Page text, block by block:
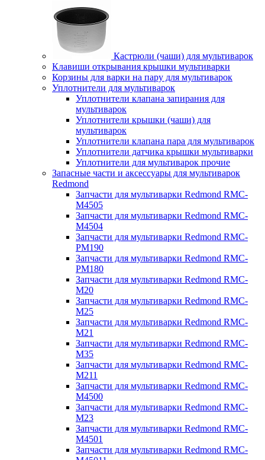
Кастрюли (чаши) для мультиварок
Клавиши открывания крышки мультиварки
Корзины для варки на пару для мультиварок
Уплотнители для мультиварок
Уплотнители клапана запирания для
мультиварок
Уплотнители крышки (чаши) для
мультиварок
Уплотнители клапана пара для мультиварок
Уплотнители датчика крышки мультиварки
Уплотнители для мультиварок прочие
Запасные части и аксессуары для мультиварок
Redmond
Запчасти для мультиварки Redmond RMC-
M4505
Запчасти для мультиварки Redmond RMC-
M4504
Запчасти для мультиварки Redmond RMC-
PM190
Запчасти для мультиварки Redmond RMC-
PM180
Запчасти для мультиварки Redmond RMC-
M20
Запчасти для мультиварки Redmond RMC-
M25
Запчасти для мультиварки Redmond RMC-
M21
Запчасти для мультиварки Redmond RMC-
M35
Запчасти для мультиварки Redmond RMC-
M211
Запчасти для мультиварки Redmond RMC-
M4500
Запчасти для мультиварки Redmond RMC-
M23
Запчасти для мультиварки Redmond RMC-
M4501
Запчасти для мультиварки Redmond RMC-